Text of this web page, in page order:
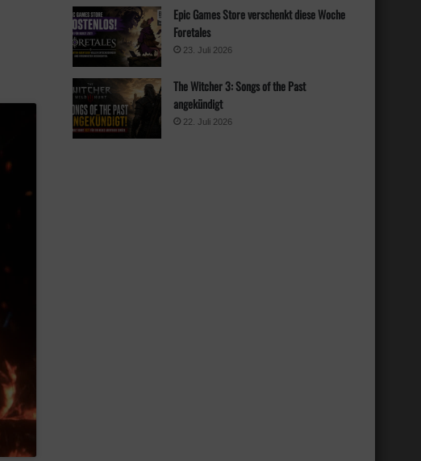
Epic Games Store verschenkt diese Woche
Foretales
23. Juli 2026
The Witcher 3: Songs of the Past
angekündigt
22. Juli 2026